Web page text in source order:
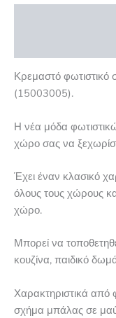
Κρεμαστό φωτιστικό
(15003005).
Η νέα μόδα
χώρο σας να
Έχει έναν κλασικό
όλους τους χώρους
χώρο.
Μπορεί να
κουζίνα, παιδικό
Χαρακτηριστικά από
σχήμα μπάλας σε